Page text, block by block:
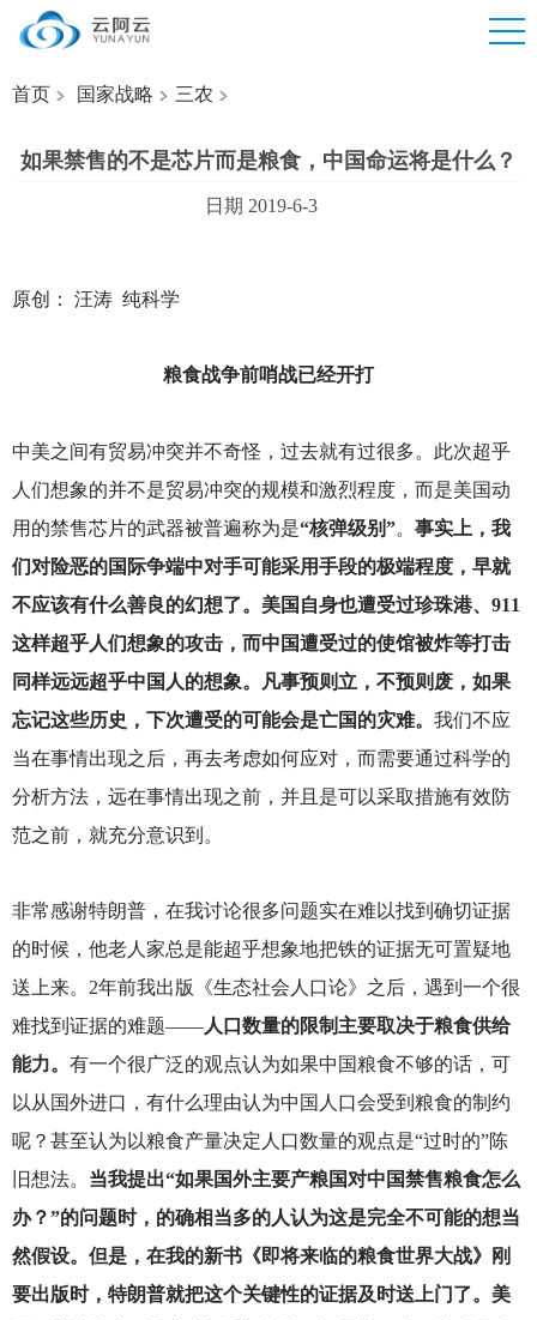
首页 国家战略 三农
如果禁售的不是芯片而是粮食，中国命运将是什么？
日期 2019-6-3
原创： 汪涛 纯科学
粮食战争前哨战已经开打
中美之间有贸易冲突并不奇怪，过去就有过很多。此次超乎
人们想象的并不是贸易冲突的规模和激烈程度，而是美国动
用的禁售芯片的武器被普遍称为是“核弹级别”。 事实上，我
们对险恶的国际争端中对手可能采用手段的极端程度，早就
不应该有什么善良的幻想了。美国自身也遭受过珍珠港、911
这样超乎人们想象的攻击，而中国遭受过的使馆被炸等打击
同样远远超乎中国人的想象。凡事预则立，不预则废，如果
忘记这些历史，下次遭受的可能会是亡国的灾难。 我们不应
当在事情出现之后，再去考虑如何应对，而需要通过科学的
分析方法，远在事情出现之前，并且是可以采取措施有效防
范之前，就充分意识到。
非常感谢特朗普，在我讨论很多问题实在难以找到确切证据
的时候，他老人家总是能超乎想象地把铁的证据无可置疑地
送上来。2年前我出版《生态社会人口论》之后，遇到一个很
难找到证据的难题——人口数量的限制主要取决于粮食供给
能力。 有一个很广泛的观点认为如果中国粮食不够的话，可
以从国外进口，有什么理由认为中国人口会受到粮食的制约
呢？甚至认为以粮食产量决定人口数量的观点是“过时的”陈
旧想法。 当我提出“如果国外主要产粮国对中国禁售粮食怎么
办？”的问题时，的确相当多的人认为这是完全不可能的想当
然假设。但是，在我的新书《即将来临的粮食世界大战》刚
要出版时，特朗普就把这个关键性的证据及时送上门了。美